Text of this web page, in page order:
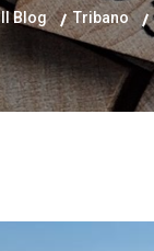
Il Blog Tribano